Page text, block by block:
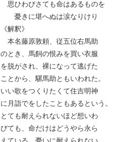
思ひわびさても命はあるものを
憂きに堪へぬは涙なりけり
《解釈》
本名藤原敦頼、従五位右馬助
のとき、馬飼の恨みを買い衣服
を脱がされ、裸になって逃げた
ことから、騾馬助ともいわれた。
いい歌をつくりたくて住吉明神
に月詣でをしたこともあるという。
とても耐えられないほど想いわ
びても、命だけはどうやら永ら